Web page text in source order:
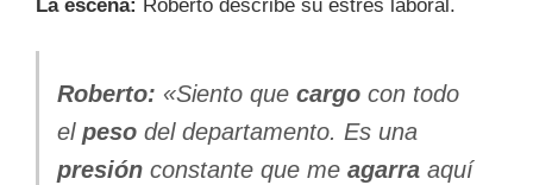
La escena: Roberto describe su estrés laboral.
Roberto: «Siento que cargo con todo
el peso del departamento. Es una
presión constante que me agarra aquí